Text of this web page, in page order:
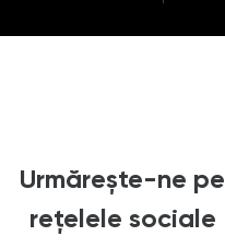
Urmărește-ne pe
rețelele sociale